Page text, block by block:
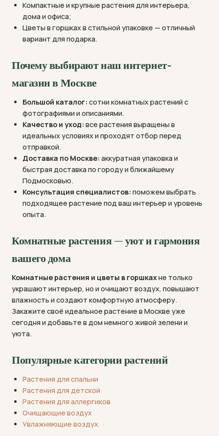
Компактные и крупные растения для интерьера,
дома и офиса;
Цветы в горшках в стильной упаковке — отличный
вариант для подарка.
Почему выбирают наш интернет-
магазин в Москве
Большой каталог: сотни комнатных растений с
фотографиями и описаниями.
Качество и уход: все растения выращены в
идеальных условиях и проходят отбор перед
отправкой.
Доставка по Москве: аккуратная упаковка и
быстрая доставка по городу и ближайшему
Подмосковью.
Консультация специалистов: поможем выбрать
подходящее растение под ваш интерьер и уровень
опыта.
Комнатные растения — уют и гармония
вашего дома
Комнатные растения и цветы в горшкахне только
украшают интерьер, но и очищают воздух, повышают
влажность и создают комфортную атмосферу.
Закажите своё идеальное растение в Москве уже
сегодня и добавьте в дом немного живой зелени и
уюта.
Популярные категории растений
Растения для спальни
Растения для детской
Растения для аллергиков
Очищающие воздух
Увлажняющие воздух